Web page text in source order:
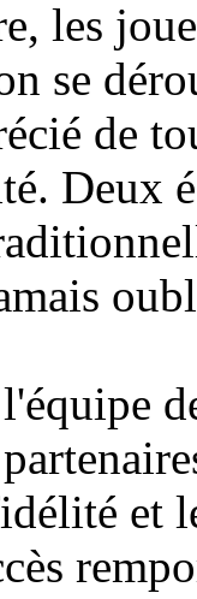
les
se
de
Deux
et